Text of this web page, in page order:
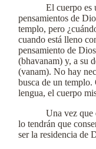
El cuerpo es
pensamientos de
templo, pero
cuando está lleno
pensamiento de
(bhavanam) y, a su
(vanam). No hay
busca de un templo.
lengua, el cuerpo
Una vez que
lo tendrán que
ser la residencia de